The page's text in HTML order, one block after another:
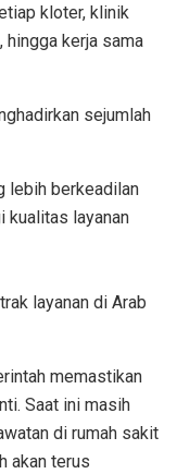
kloter, klinik
kerja sama
sejumlah
lebih berkeadilan
kualitas layanan
layanan di Arab
memastikan
Saat ini masih
di rumah sakit
akan terus